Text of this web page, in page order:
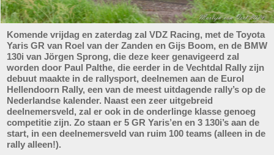
Komende vrijdag en zaterdag zal VDZ Racing, met de Toyota
Yaris GR van Roel van der Zanden en Gijs Boom, en de BMW
130i van Jörgen Sprong, die deze keer genavigeerd zal
worden door Paul Palthe, die eerder in de Vechtdal Rally zijn
debuut maakte in de rallysport, deelnemen aan de Eurol
Hellendoorn Rally, een van de meest uitdagende rally’s op de
Nederlandse kalender. Naast een zeer uitgebreid
deelnemersveld, zal er ook in de onderlinge klasse genoeg
competitie zijn. Zo staan er 5 GR Yaris’en en 3 130i’s aan de
start, in een deelnemersveld van ruim 100 teams (alleen in de
rally alleen!).